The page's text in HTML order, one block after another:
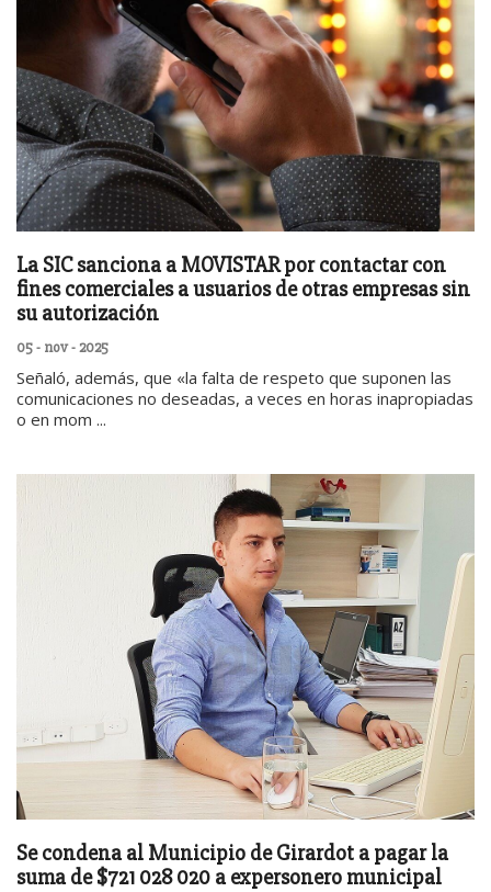
La SIC sanciona a MOVISTAR por contactar con
fines comerciales a usuarios de otras empresas sin
su autorización
05 - nov - 2025
Señaló, además, que «la falta de respeto que suponen las
comunicaciones no deseadas, a veces en horas inapropiadas
o en mom ...
Se condena al Municipio de Girardot a pagar la
suma de $721 028 020 a expersonero municipal